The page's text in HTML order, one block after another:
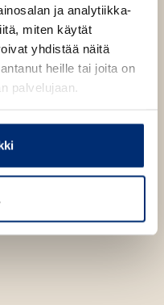
ja analytiikka-
miten käytät
yhdistää näitä
heille tai joita on
palvelujaan.